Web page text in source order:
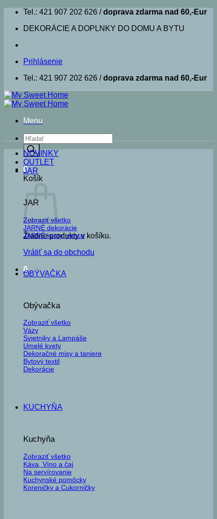
Skip
content
Tel.: 421 907 202 626 /doprava zdarma nad 60,-Eur
DEKORÁCIE A DOPLNKY DO DOMU A BYTU
Prihlásenie
Tel.: 421 907 202 626 /doprava zdarma nad 60,-Eur
Menu
Products
search
0
Košík
Žiadne produkty v košíku.
Vrátiť sa do obchodu
0
NOVINKY
OUTLET
JAR
JAR
Zobraziť všetko
JARNÉ dekorácie
JARNÉ kvety, vence
OBÝVAČKA
Obývačka
Zobraziť všetko
Vázy
Svietniky a Lampáše
Umelé kvety
Dekoračné misy a taniere
Bytový textil
Dekorácie
KUCHYŇA
Kuchyňa
Zobraziť všetko
Káva, Víno a čaj
Na servírovanie
Kuchynské pomôcky
Koreničky a Cukorničky